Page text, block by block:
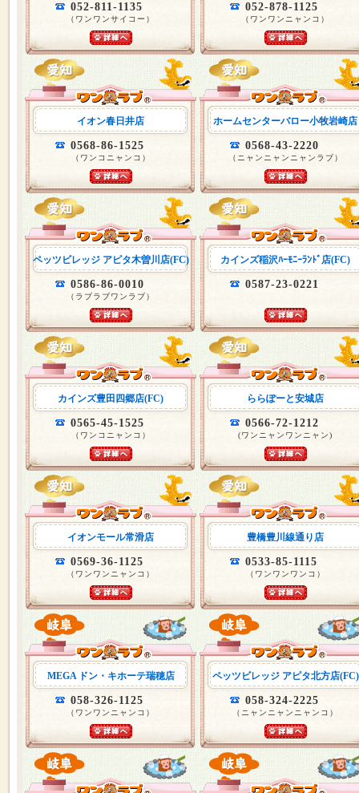
052-811-1135
（ワンワンサイコー）
052-878-1125
（ワンワンニャンコ）
イオン春日井店
0568-86-1525
（ワンコニャンコ）
ホームセンターバロー小牧岩崎店
0568-43-2220
（ニャンニャンニャンラブ）
ペッツビレッジ アピタ木曽川店(FC)
0586-86-0010
（ラブラブワンラブ）
カインズ稲沢ﾊｰﾓﾆｰﾗﾝﾄﾞ店(FC)
0587-23-0221
カインズ豊田四郷店(FC)
0565-45-1525
（ワンコニャンコ）
ららぽーと安城店
0566-72-1212
(ワンニャンワンニャン)
イオンモール常滑店
0569-36-1125
（ワンワンニャンコ）
豊橋豊川線通り店
0533-85-1115
（ワンワンワンコ）
MEGA ドン・キホーテ瑞穂店
058-326-1125
（ワンワンニャンコ）
ペッツビレッジ アピタ北方店(FC)
058-324-2225
（ニャンニャンニャンコ）